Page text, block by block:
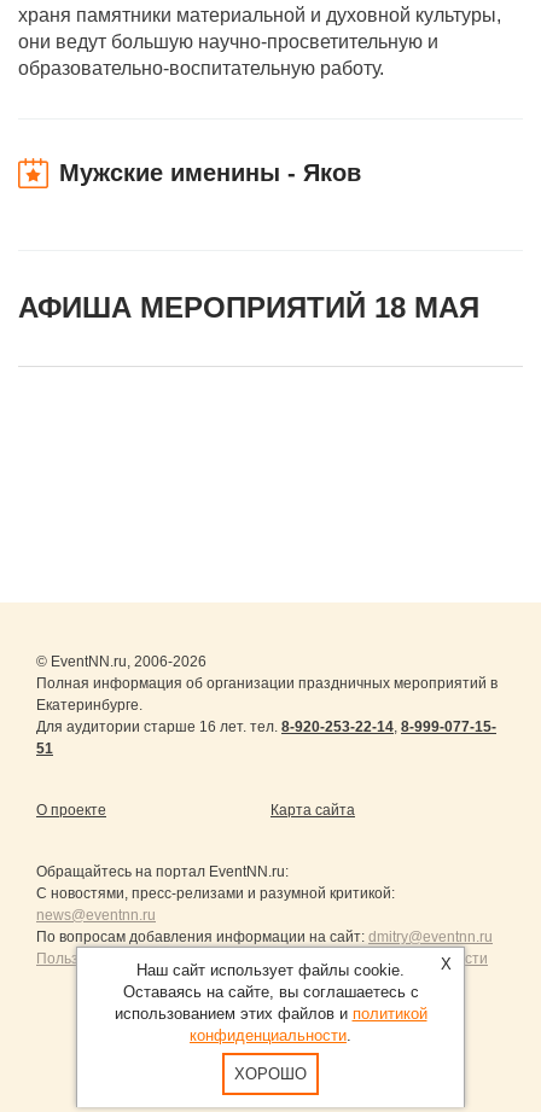
храня памятники материальной и духовной культуры,
они ведут большую научно-просветительную и
образовательно-воспитательную работу.
Мужские именины - Яков
АФИША МЕРОПРИЯТИЙ 18 МАЯ
© EventNN.ru, 2006-2026
Полная информация об организации праздничных мероприятий в
Екатеринбурге.
Для аудитории старше 16 лет. тел. 8-920-253-22-14, 8-999-077-15-
51
О проекте Карта сайта
Обращайтесь на портал EventNN.ru:
С новостями, пресс-релизами и разумной критикой:
news@eventnn.ru
По вопросам добавления информации на сайт: dmitry@eventnn.ru
Пользовательское Соглашение и политика конфиденциальности
Продвижение сайтов Санкт-Петербург
X
Наш сайт использует файлы cookie.
Оставаясь на сайте, вы соглашаетесь с
использованием этих файлов и политикой
конфиденциальности.
ХОРОШО